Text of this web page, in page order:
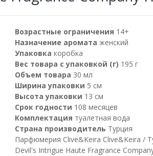
Возрастные ограничения 14+
Назначение аромата женский
Упаковка коробка
Вес товара с упаковкой (г) 195 г
Объем товара 30 мл
Ширина упаковки 5 см
Высота упаковки 13 см
Срок годности 108 месяцев
Комплектация туалетная вода
Страна производитель Турция
Парфюмерия Clive&Keira Clive&Keira /
Devil's Intrigue Haute Fragrance